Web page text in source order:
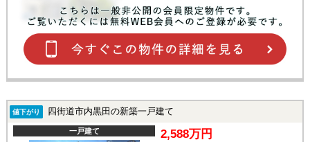
値下がり 四街道市内黒田の新築一戸建て
一戸建て 2,588万円